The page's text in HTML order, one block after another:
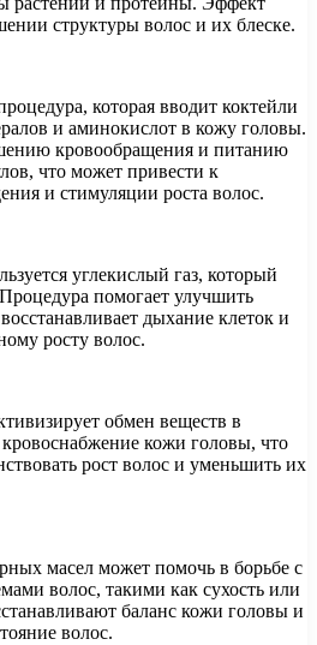
структуры волос и их блеске.
которая вводит коктейли
и аминокислот в кожу головы.
кровообращения и питанию
что может привести к
и стимуляции роста волос.
углекислый газ, который
помогает улучшить
дыхание клеток и
росту волос.
обмен веществ в
кожи головы, что
рост волос и уменьшить их
масел может помочь в борьбе с
волос, такими как сухость или
баланс кожи головы и
волос.